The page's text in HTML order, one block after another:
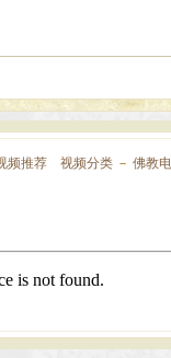
频推荐 视频分类 － 佛教